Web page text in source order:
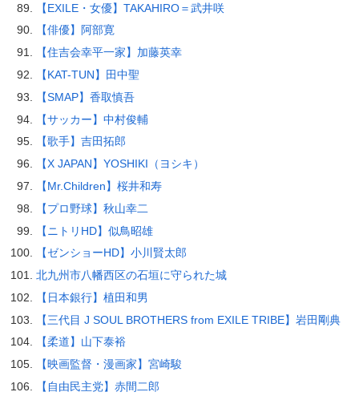
【EXILE・女優】TAKAHIRO＝武井咲
【俳優】阿部寛
【住吉会幸平一家】加藤英幸
【KAT-TUN】田中聖
【SMAP】香取慎吾
【サッカー】中村俊輔
【歌手】吉田拓郎
【X JAPAN】YOSHIKI（ヨシキ）
【Mr.Children】桜井和寿
【プロ野球】秋山幸二
【ニトリHD】似鳥昭雄
【ゼンショーHD】小川賢太郎
北九州市八幡西区の石垣に守られた城
【日本銀行】植田和男
【三代目 J SOUL BROTHERS from EXILE TRIBE】岩田剛典
【柔道】山下泰裕
【映画監督・漫画家】宮崎駿
【自由民主党】赤間二郎